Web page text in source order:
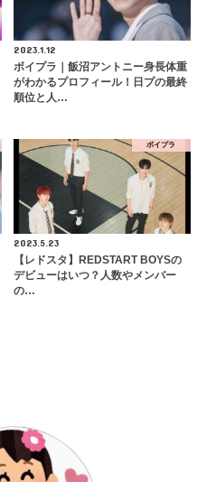
2023.1.12
ボイプラ｜飯沼アントニー身長体重
がわかるプロフィール！日プの最終
順位と人…
ボイプラ
2023.5.23
【レドスタ】REDSTART BOYSの
デビューはいつ？人数やメンバー
の…